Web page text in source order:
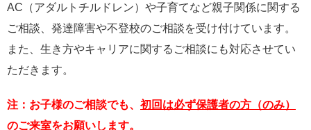
AC（アダルトチルドレン）や子育てなど親子関係に関する
ご相談、発達障害や不登校のご相談を受け付けています。
また、生き方やキャリアに関するご相談にも対応させてい
ただきます。
注：お子様のご相談でも、 初回は必ず保護者の方（のみ）
のご来室をお願いします。